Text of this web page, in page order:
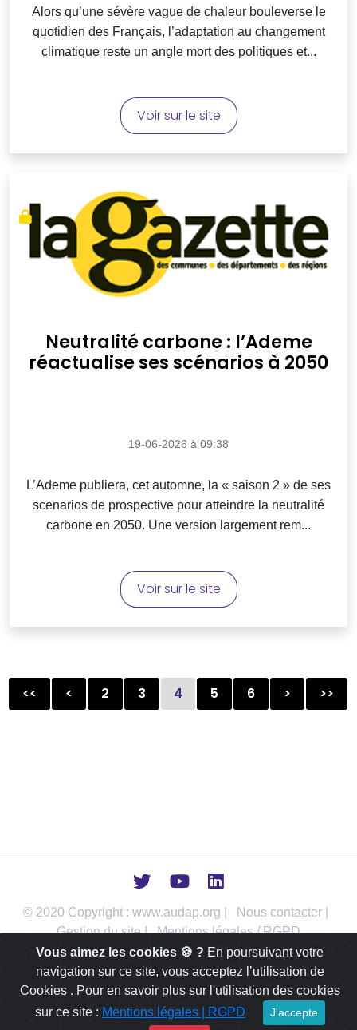
Alors qu’une sévère vague de chaleur bouleverse le
quotidien des Français, l’adaptation au changement
climatique reste un angle mort des politiques et...
Voir sur le site
Neutralité carbone : l’Ademe
réactualise ses scénarios à 2050
19-06-2026 à 09:38
L’Ademe publiera, cet automne, la « saison 2 » de ses
scenarios de prospective pour atteindre la neutralité
carbone en 2050. Une version largement rem...
Voir sur le site
<< < 2 3 4 5 6 > >>
© 2020 Copyright : www.audap.org |
Nous contacter |
Gestion du site | Mentions légales / RGPD
L’AUDAP intervient comme outil d’aide à la décision publique dans
les champs de l’urbanisme, de l’aménagement et du
développement des territoires.
Vous aimez les cookies 🍪 ? En poursuivant votre
navigation sur ce site, vous acceptez l’utilisation de
Cookies . Pour en savoir plus sur l'utilisation des cookies
sur ce site : Mentions légales | RGPD J'accepte